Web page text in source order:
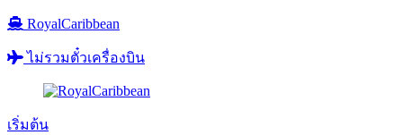
RoyalCaribbean
ไม่รวมตั๋วเครื่องบิน
เริ่มต้น